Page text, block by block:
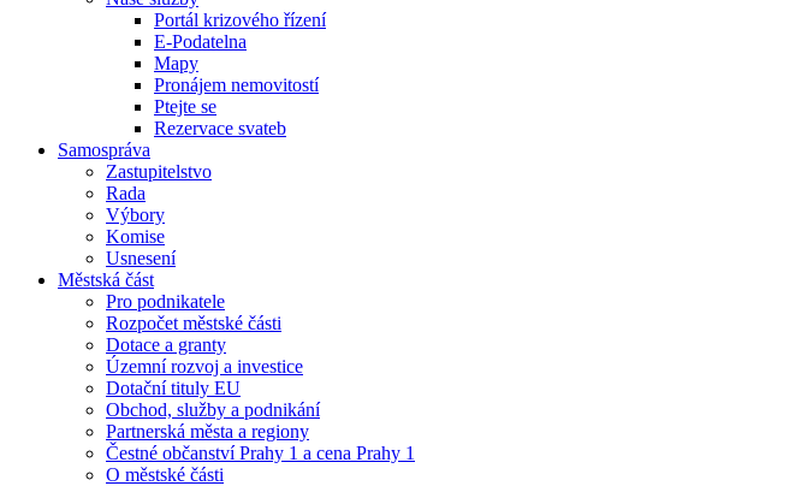
Portál krizového řízení
E-Podatelna
Mapy
Pronájem nemovitostí
Ptejte se
Rezervace svateb
Samospráva
Zastupitelstvo
Rada
Výbory
Komise
Usnesení
Městská část
Pro podnikatele
Rozpočet městské části
Dotace a granty
Územní rozvoj a investice
Dotační tituly EU
Obchod, služby a podnikání
Partnerská města a regiony
Čestné občanství Prahy 1 a cena Prahy 1
O městské části